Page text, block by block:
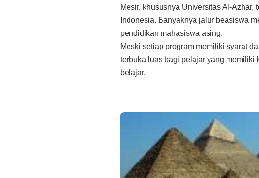
Mesir, khususnya Universitas Al-
Indonesia. Banyaknya jalur beasiswa
pendidikan mahasiswa asing.
Meski setiap program memiliki syarat
terbuka luas bagi pelajar yang memiliki
belajar.